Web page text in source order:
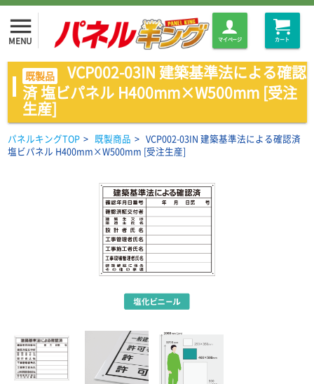
menu
MENU マイページ カート
既製品
VCP002-03IN 建築基準法による確認
済 塩ビパネル H400mm×W500mm [受注
生産]
パネルキングTOP > 既製商品 > VCP002-03IN 建築基準法による確認済
塩ビパネル H400mm×W500mm [受注生産]